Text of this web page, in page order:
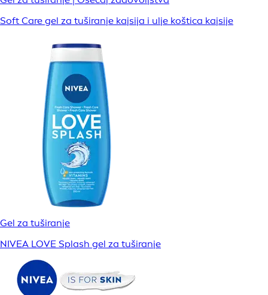
Soft Care gel za tuširanje kajsija i ulje koštica kajsije
Gel za tuširanje
NIVEA LOVE Splash gel za tuširanje